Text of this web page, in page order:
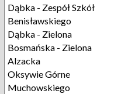
Dąbka - Zespół Szkół
Benisławskiego
Dąbka - Zielona
Bosmańska - Zielona
Alzacka
Oksywie Górne
Muchowskiego